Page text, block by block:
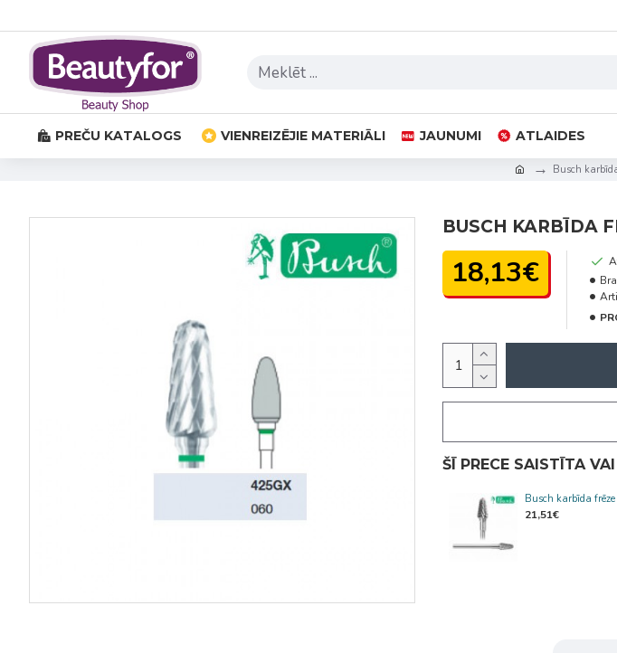
PREČU KATALOGS VIENREIZĒJIE MATERIĀLI JAUNUMI ATLAIDES
Busch
BUSCH KARBĪDA
18,13€
ŠĪ PRECE SAISTĪTA
Busch karbīda
21,51€